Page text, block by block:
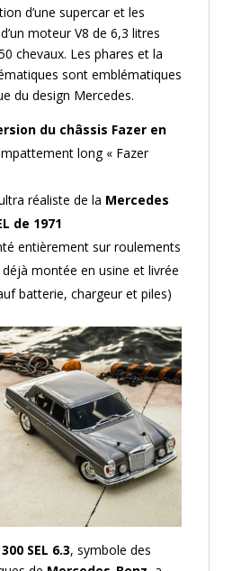
d’une supercar et les
moteur V8 de 6,3 litres
chevaux. Les phares et la
sont emblématiques
du design Mercedes.
du châssis Fazer en
long « Fazer
réaliste de la Mercedes
de 1971
entièrement sur roulements
déjà montée en usine et livrée
batterie, chargeur et piles)
SEL 6.3, symbole des